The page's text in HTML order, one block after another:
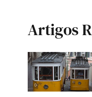
Artigos